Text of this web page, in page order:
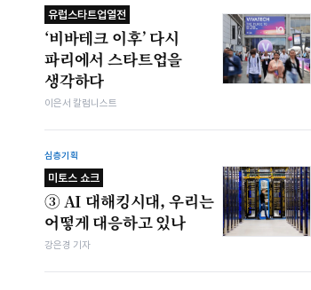
유럽스타트업열전
‘비바테크 이후’ 다시
파리에서 스타트업을
생각하다
이은서 칼럼니스트
심층기획
미토스 쇼크
③ AI 대해킹시대, 우리는
어떻게 대응하고 있나
강은경 기자